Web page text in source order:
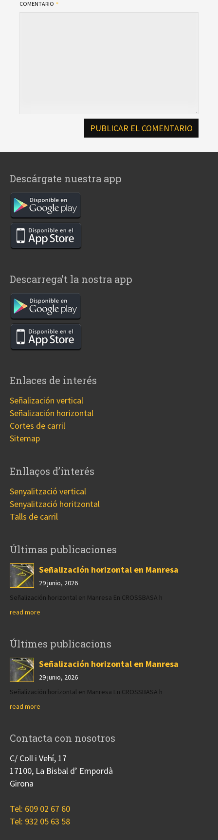
COMENTARIO
Descárgate nuestra app
Descarrega’t la nostra app
Enlaces de interés
Señalización vertical
Señalización horizontal
Cortes de carril
Sitemap
Enllaços d’interés
Senyalització vertical
Senyalització horitzontal
Talls de carril
Últimas publicaciones
Señalización horizontal en Manresa
29 junio, 2026
Señalización horizontal en Manresa En CROSSBASA h
read more
Últimes publicacions
Señalización horizontal en Manresa
29 junio, 2026
Señalización horizontal en Manresa En CROSSBASA h
read more
Contacta con nosotros
C/ Coll i Vehí, 17
17100, La Bisbal d’ Empordà
Girona
Tel: 609 02 67 60
Tel: 932 05 63 58